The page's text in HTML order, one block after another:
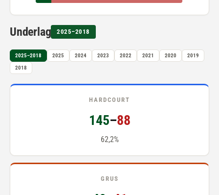
Underlag 2025–2018
2025–2018 2025 2024 2023 2022 2021 2020
2019
2018
HARDCOURT
145–88
62,2%
GRUS